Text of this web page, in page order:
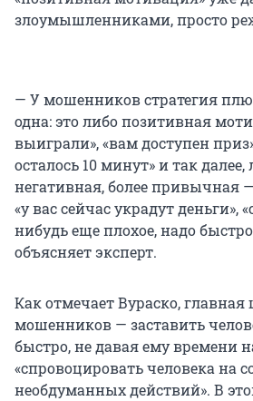
злоумышленниками, просто
— У мошенников стратегия
одна: это либо позитивная
выиграли», «вам доступен
осталось 10 минут» и так далее,
негативная, более привычная
«у вас сейчас украдут деньги»,
нибудь еще плохое, надо
объясняет эксперт.
Как отмечает Вураско, главная
мошенников — заставить
быстро, не давая ему времени
«спровоцировать человека на
необдуманных действий». В